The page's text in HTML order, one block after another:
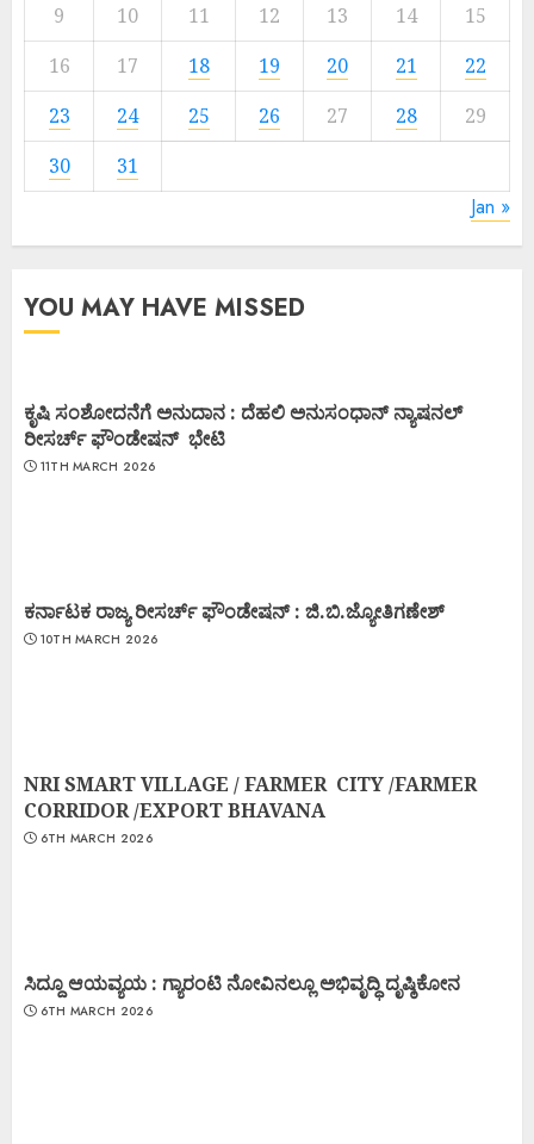
9
10 11 12 13 14
15
16
17 18 19 20 21
22
23
24 25 26 27 28
29
30
31
Jan »
YOU MAY HAVE MISSED
ಕೃಷಿ ಸಂಶೋದನೆಗೆ ಅನುದಾನ : ದೆಹಲಿ ಅನುಸಂಧಾನ್ ನ್ಯಾಷನಲ್
ರೀಸರ್ಚ್ ಫೌಂಡೇಷನ್ ಭೇಟಿ
11TH MARCH 2026
ಕರ್ನಾಟಕ ರಾಜ್ಯ ರೀಸರ್ಚ್ ಫೌಂಡೇಷನ್ : ಜಿ.ಬಿ.ಜ್ಯೋತಿಗಣೇಶ್
10TH MARCH 2026
NRI SMART VILLAGE / FARMER CITY /FARMER
CORRIDOR /EXPORT BHAVANA
6TH MARCH 2026
ಸಿದ್ದೂ ಆಯವ್ಯಯ : ಗ್ಯಾರಂಟಿ ನೋವಿನಲ್ಲೂ ಅಭಿವೃದ್ಧಿ ದೃಷ್ಠಿಕೋನ
6TH MARCH 2026